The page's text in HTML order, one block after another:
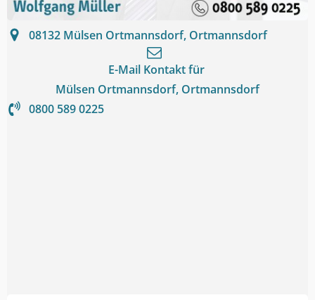
08132 Mülsen Ortmannsdorf, Ortmannsdorf
E-Mail Kontakt für
Mülsen Ortmannsdorf, Ortmannsdorf
0800 589 0225